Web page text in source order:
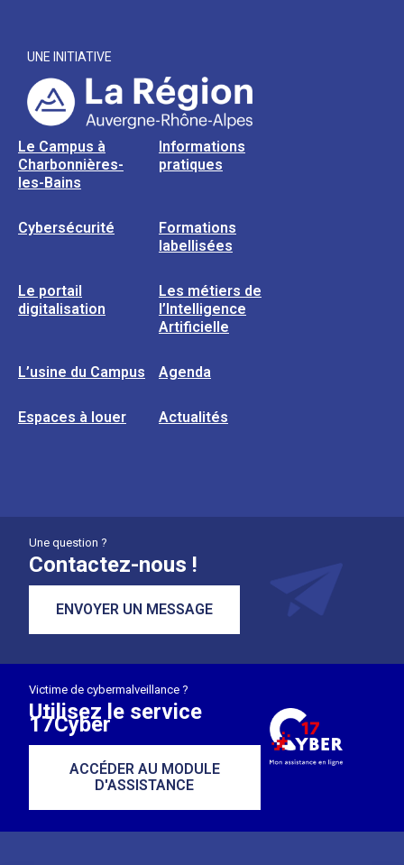
UNE INITIATIVE
Le Campus à
Charbonnières-
les-Bains
Informations
pratiques
Cybersécurité
Formations
labellisées
Le portail
digitalisation
Les métiers de
l’Intelligence
Artificielle
L’usine du Campus Agenda
Espaces à louer Actualités
Une question ?
Contactez-nous !
ENVOYER UN MESSAGE
Victime de cybermalveillance ?
Utilisez le service
17Cyber
ACCÉDER AU MODULE
D'ASSISTANCE